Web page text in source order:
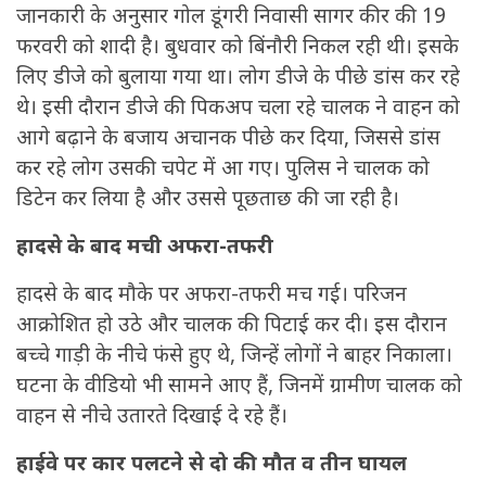
जानकारी के अनुसार गोल डूंगरी निवासी सागर कीर की 19
फरवरी को शादी है। बुधवार को बिंनौरी निकल रही थी। इसके
लिए डीजे को बुलाया गया था। लोग डीजे के पीछे डांस कर रहे
थे। इसी दौरान डीजे की पिकअप चला रहे चालक ने वाहन को
आगे बढ़ाने के बजाय अचानक पीछे कर दिया, जिससे डांस
कर रहे लोग उसकी चपेट में आ गए। पुलिस ने चालक को
डिटेन कर लिया है और उससे पूछताछ की जा रही है।
हादसे के बाद मची अफरा-तफरी
हादसे के बाद मौके पर अफरा-तफरी मच गई। परिजन
आक्रोशित हो उठे और चालक की पिटाई कर दी। इस दौरान
बच्चे गाड़ी के नीचे फंसे हुए थे, जिन्हें लोगों ने बाहर निकाला।
घटना के वीडियो भी सामने आए हैं, जिनमें ग्रामीण चालक को
वाहन से नीचे उतारते दिखाई दे रहे हैं।
हाईवे पर कार पलटने से दो की मौत व तीन घायल